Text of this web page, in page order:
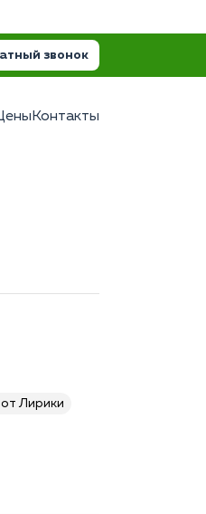
звонок
Контакты
Лирики